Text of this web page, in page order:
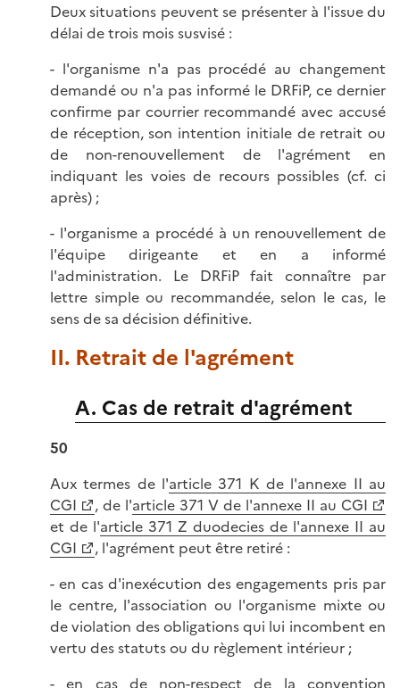
Deux situations peuvent se présenter à l'issue du
délai de trois mois susvisé :
- l'organisme n'a pas procédé au changement
demandé ou n'a pas informé le DRFiP, ce dernier
confirme par courrier recommandé avec accusé
de réception, son intention initiale de retrait ou
de non-renouvellement de l'agrément en
indiquant les voies de recours possibles (cf. ci
après) ;
- l'organisme a procédé à un renouvellement de
l'équipe dirigeante et en a informé
l'administration. Le DRFiP fait connaître par
lettre simple ou recommandée, selon le cas, le
sens de sa décision définitive.
II. Retrait de l'agrément
A. Cas de retrait d'agrément
50
Aux termes de l'article 371 K de l'annexe II au
CGI
, de l'article 371 V de l'annexe II au CGI
et de l'article 371 Z duodecies de l'annexe II au
CGI
, l'agrément peut être retiré :
- en cas d'inexécution des engagements pris par
le centre, l'association ou l'organisme mixte ou
de violation des obligations qui lui incombent en
vertu des statuts ou du règlement intérieur ;